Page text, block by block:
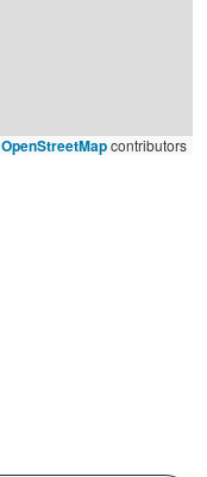
OpenStreetMapcontributors